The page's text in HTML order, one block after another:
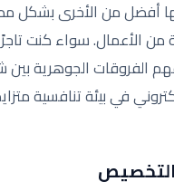
أفضل من الأخرى بشكل
الأعمال. سواء كنت
الفروقات الجوهرية
في بيئة تنافسية